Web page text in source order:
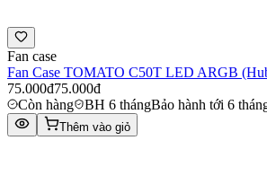
Fan case
Fan Case TOMATO C50T LED ARGB
75.000đ75.000đ
Còn hàng
BH 6 thángBảo hành tới 6
Thêm vào giỏ